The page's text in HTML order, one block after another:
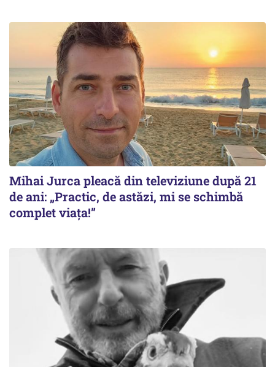
Mihai Jurca pleacă din televiziune după 21
de ani: „Practic, de astăzi, mi se schimbă
complet viața!”